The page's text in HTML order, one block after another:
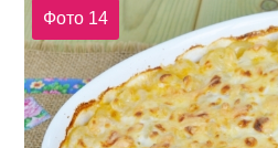
Фото 14